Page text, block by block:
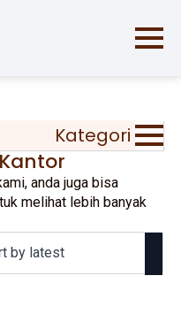
Kategori
anda juga bisa
melihat lebih banyak